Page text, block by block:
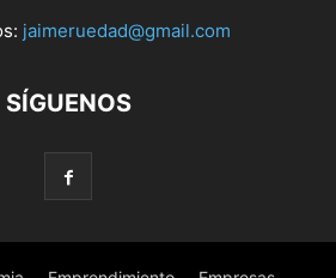
jaimeruedad@gmail.com
SÍGUENOS